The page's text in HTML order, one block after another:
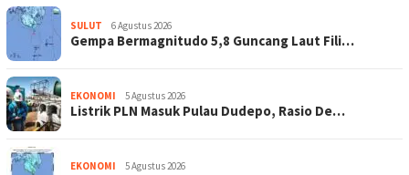
SULUT 6 Agustus 2026
Gempa Bermagnitudo 5,8 Guncang Laut Fili…
EKONOMI 5 Agustus 2026
Listrik PLN Masuk Pulau Dudepo, Rasio De…
EKONOMI 5 Agustus 2026